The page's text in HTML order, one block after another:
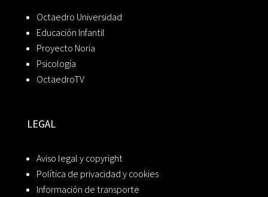
Octaedro Universidad
Educación Infantil
Proyecto Noria
Psicología
OctaedroTV
LEGAL
Aviso legal y copyright
Política de privacidad y cookies
Información de transporte